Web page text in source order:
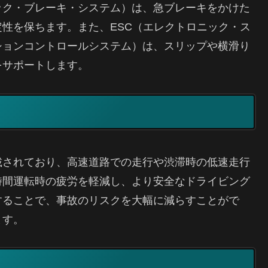
・ブレーキ・システム）は、急ブレーキをかけた
を保ちます。また、ESC（エレクトロニック・ス
ンコントロールシステム）は、スリップや横滑り
ポートします。
れており、高速道路での走行や渋滞時の低速走行
運転時の疲労を軽減し、より安全なドライビング
ことで、事故のリスクを大幅に減らすことがで
。